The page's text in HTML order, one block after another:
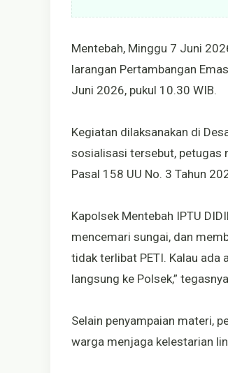
Mentebah, Minggu 7 Juni
larangan Pertambangan
Juni 2026, pukul 10.30 WIB.
Kegiatan dilaksanakan di
sosialisasi tersebut, petugas
Pasal 158 UU No. 3 Tahun
Kapolsek Mentebah IPTU
mencemari sungai, dan
tidak terlibat PETI. Kalau ada
langsung ke Polsek,”
Selain penyampaian materi,
warga menjaga kelestarian